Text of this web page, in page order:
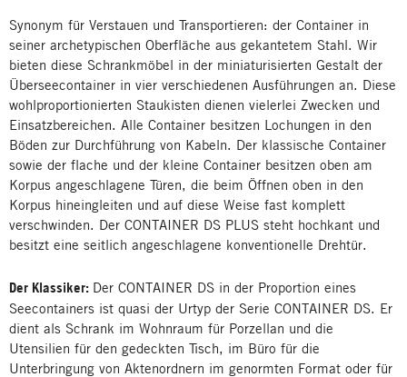
Synonym für Verstauen und Transportieren: der Container in
seiner archetypischen Oberfläche aus gekantetem Stahl. Wir
bieten diese Schrankmöbel in der miniaturisierten Gestalt der
Überseecontainer in vier verschiedenen Ausführungen an. Diese
wohlproportionierten Staukisten dienen vielerlei Zwecken und
Einsatzbereichen. Alle Container besitzen Lochungen in den
Böden zur Durchführung von Kabeln. Der klassische Container
sowie der flache und der kleine Container besitzen oben am
Korpus angeschlagene Türen, die beim Öffnen oben in den
Korpus hineingleiten und auf diese Weise fast komplett
verschwinden. Der CONTAINER DS PLUS steht hochkant und
besitzt eine seitlich angeschlagene konventionelle Drehtür.
Der Klassiker: Der CONTAINER DS in der Proportion eines
Seecontainers ist quasi der Urtyp der Serie CONTAINER DS. Er
dient als Schrank im Wohnraum für Porzellan und die
Utensilien für den gedeckten Tisch, im Büro für die
Unterbringung von Aktenordnern im genormten Format oder für